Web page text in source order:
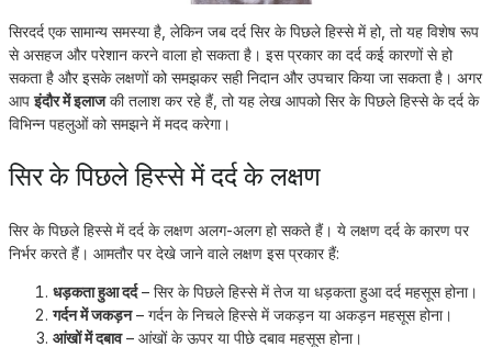
सिरदर्द एक सामान्य समस्या है, लेकिन जब दर्द सिर के पिछले हिस्से में हो, तो यह विशेष रूप
से असहज और परेशान करने वाला हो सकता है। इस प्रकार का दर्द कई कारणों से हो
सकता है और इसके लक्षणों को समझकर सही निदान और उपचार किया जा सकता है। अगर
आपइंदौर में इलाजकी तलाश कर रहे हैं, तो यह लेख आपको सिर के पिछले हिस्से के दर्द के
विभिन्न पहलुओं को समझने में मदद करेगा।
सिर के पिछले हिस्से में दर्द के लक्षण
सिर के पिछले हिस्से में दर्द के लक्षण अलग-अलग हो सकते हैं। ये लक्षण दर्द के कारण पर
निर्भर करते हैं। आमतौर पर देखे जाने वाले लक्षण इस प्रकार हैं:
धड़कता हुआ दर्द– सिर के पिछले हिस्से में तेज या धड़कता हुआ दर्द महसूस होना।
गर्दन में जकड़न– गर्दन के निचले हिस्से में जकड़न या अकड़न महसूस होना।
आंखों में दबाव– आंखों के ऊपर या पीछे दबाव महसूस होना।